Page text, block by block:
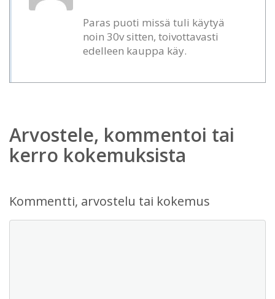
Paras puoti missä tuli käytyä
noin 30v sitten, toivottavasti
edelleen kauppa käy.
Arvostele, kommentoi tai
kerro kokemuksista
Kommentti, arvostelu tai kokemus